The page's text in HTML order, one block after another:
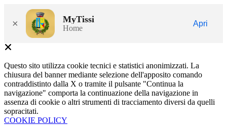
× MyTissi
Home
Apri
Questo sito utilizza cookie tecnici e statistici anonimizzati. La
chiusura del banner mediante selezione dell'apposito comando
contraddistinto dalla X o tramite il pulsante "Continua la
navigazione" comporta la continuazione della navigazione in
assenza di cookie o altri strumenti di tracciamento diversi da quelli
sopracitati.
COOKIE POLICY